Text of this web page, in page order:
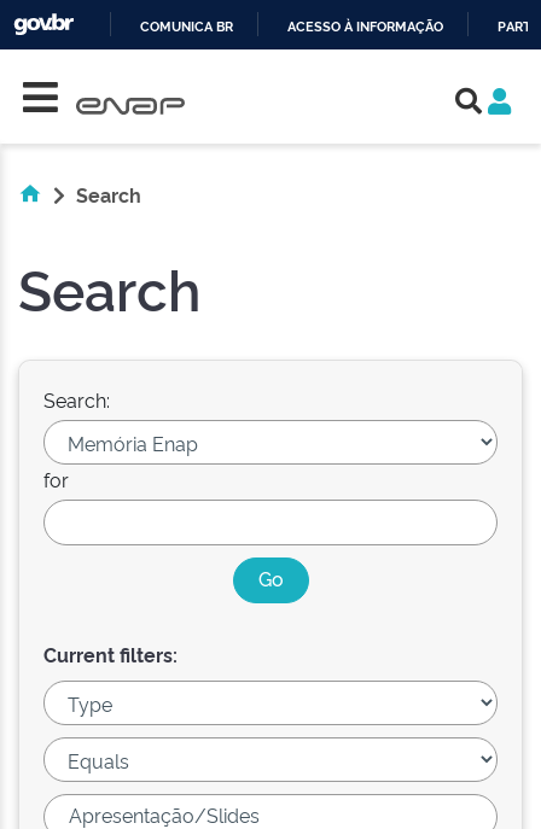
COMUNICA BR ACESSO À INFORMAÇÃO
Search
Search
Search:
for
Current filters: